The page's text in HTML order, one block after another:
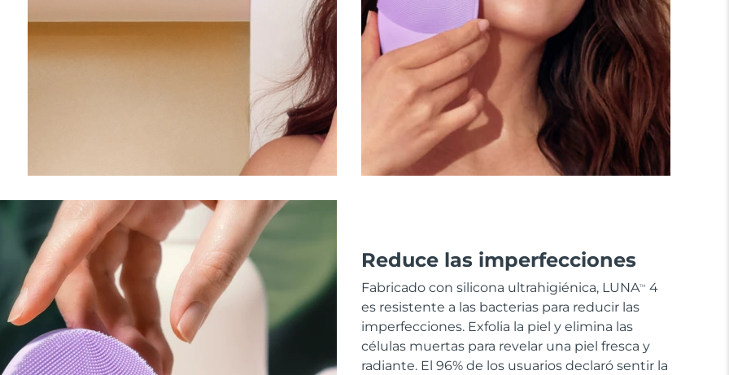
Reduce las imperfecciones
Fabricado con silicona ultrahigiénica, LUNATM
4
es resistente a las bacterias para reducir las
imperfecciones. Exfolia la piel y elimina las
células muertas para revelar una piel fresca y
radiante. El 96% de los usuarios declaró sentir la